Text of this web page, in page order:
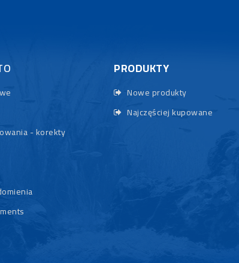
- korekty
PRODUKTY
Nowe produkty
Najczęściej kupowane